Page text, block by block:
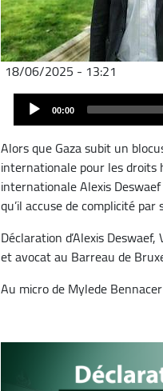
18/06/2025 - 13:21
Archivo
audio
Audio
Player 00:00
Alors que Gaza subit un
internationale pour les droits
internationale Alexis
qu’il accuse de complicité
Déclaration d’Alexis
et avocat au Barreau de
Au micro de Mylede Bennacer